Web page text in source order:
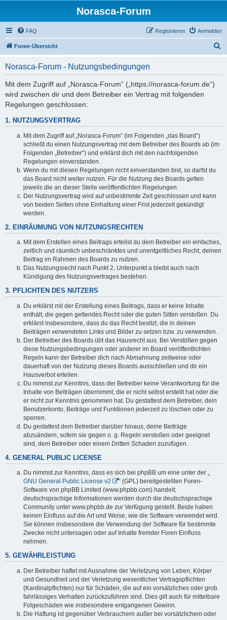
Norasca-Forum
FAQ Anmelden
Registrieren
Foren-Übersicht
Norasca-Forum - Nutzungsbedingungen
Mit dem Zugriff auf „Norasca-Forum“ („https://norasca-forum.de“)
wird zwischen dir und dem Betreiber ein Vertrag mit folgenden
Regelungen geschlossen:
1. NUTZUNGSVERTRAG
Mit dem Zugriff auf „Norasca-Forum“ (im Folgenden „das Board“)
schließt du einen Nutzungsvertrag mit dem Betreiber des Boards ab (im
Folgenden „Betreiber“) und erklärst dich mit den nachfolgenden
Regelungen einverstanden.
Wenn du mit diesen Regelungen nicht einverstanden bist, so darfst du
das Board nicht weiter nutzen. Für die Nutzung des Boards gelten
jeweils die an dieser Stelle veröffentlichten Regelungen.
Der Nutzungsvertrag wird auf unbestimmte Zeit geschlossen und kann
von beiden Seiten ohne Einhaltung einer Frist jederzeit gekündigt
werden.
2. EINRÄUMUNG VON NUTZUNGSRECHTEN
Mit dem Erstellen eines Beitrags erteilst du dem Betreiber ein einfaches,
zeitlich und räumlich unbeschränktes und unentgeltliches Recht, deinen
Beitrag im Rahmen des Boards zu nutzen.
Das Nutzungsrecht nach Punkt 2, Unterpunkt a bleibt auch nach
Kündigung des Nutzungsvertrages bestehen.
3. PFLICHTEN DES NUTZERS
Du erklärst mit der Erstellung eines Beitrags, dass er keine Inhalte
enthält, die gegen geltendes Recht oder die guten Sitten verstoßen. Du
erklärst insbesondere, dass du das Recht besitzt, die in deinen
Beiträgen verwendeten Links und Bilder zu setzen bzw. zu verwenden.
Der Betreiber des Boards übt das Hausrecht aus. Bei Verstößen gegen
diese Nutzungsbedingungen oder anderer im Board veröffentlichten
Regeln kann der Betreiber dich nach Abmahnung zeitweise oder
dauerhaft von der Nutzung dieses Boards ausschließen und dir ein
Hausverbot erteilen.
Du nimmst zur Kenntnis, dass der Betreiber keine Verantwortung für die
Inhalte von Beiträgen übernimmt, die er nicht selbst erstellt hat oder die
er nicht zur Kenntnis genommen hat. Du gestattest dem Betreiber, dein
Benutzerkonto, Beiträge und Funktionen jederzeit zu löschen oder zu
sperren.
Du gestattest dem Betreiber darüber hinaus, deine Beiträge
abzuändern, sofern sie gegen o. g. Regeln verstoßen oder geeignet
sind, dem Betreiber oder einem Dritten Schaden zuzufügen.
4. GENERAL PUBLIC LICENSE
Du nimmst zur Kenntnis, dass es sich bei phpBB um eine unter der „
GNU General Public License v2
“ (GPL) bereitgestellten Foren-
Software von phpBB Limited (www.phpbb.com) handelt;
deutschsprachige Informationen werden durch die deutschsprachige
Community unter www.phpbb.de zur Verfügung gestellt. Beide haben
keinen Einfluss auf die Art und Weise, wie die Software verwendet wird.
Sie können insbesondere die Verwendung der Software für bestimmte
Zwecke nicht untersagen oder auf Inhalte fremder Foren Einfluss
nehmen.
5. GEWÄHRLEISTUNG
Der Betreiber haftet mit Ausnahme der Verletzung von Leben, Körper
und Gesundheit und der Verletzung wesentlicher Vertragspflichten
(Kardinalpflichten) nur für Schäden, die auf ein vorsätzliches oder grob
fahrlässiges Verhalten zurückzuführen sind. Dies gilt auch für mittelbare
Folgeschäden wie insbesondere entgangenen Gewinn.
Die Haftung ist gegenüber Verbrauchern außer bei vorsätzlichem oder